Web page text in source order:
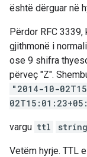
është dërguar në
Përdor RFC
gjithmonë i
ose 9 shifra
përveç "Z".
"2014-10-
vargu ttl
Vetëm hyrje. TTL